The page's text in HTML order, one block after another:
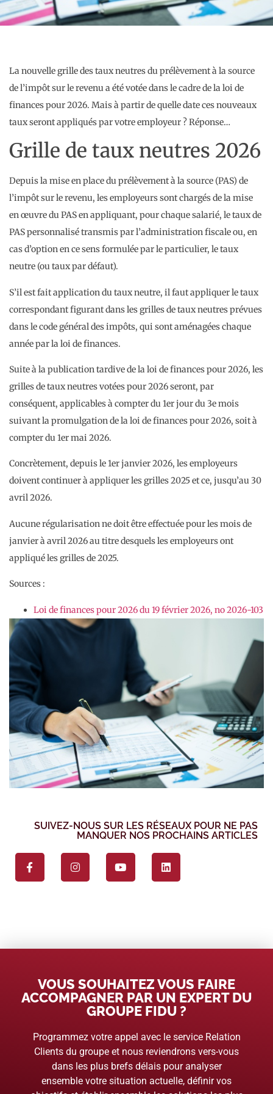
La nouvelle grille des taux neutres du prélèvement à la source
de l’impôt sur le revenu a été votée dans le cadre de la loi de
finances pour 2026. Mais à partir de quelle date ces nouveaux
taux seront appliqués par votre employeur ? Réponse…
Grille de taux neutres 2026
Depuis la mise en place du prélèvement à la source (PAS) de
l’impôt sur le revenu, les employeurs sont chargés de la mise
en œuvre du PAS en appliquant, pour chaque salarié, le taux de
PAS personnalisé transmis par l’administration fiscale ou, en
cas d’option en ce sens formulée par le particulier, le taux
neutre (ou taux par défaut).
S’il est fait application du taux neutre, il faut appliquer le taux
correspondant figurant dans les grilles de taux neutres prévues
dans le code général des impôts, qui sont aménagées chaque
année par la loi de finances.
Suite à la publication tardive de la loi de finances pour 2026, les
grilles de taux neutres votées pour 2026 seront, par
conséquent, applicables à compter du 1er jour du 3e mois
suivant la promulgation de la loi de finances pour 2026, soit à
compter du 1er mai 2026.
Concrètement, depuis le 1er janvier 2026, les employeurs
doivent continuer à appliquer les grilles 2025 et ce, jusqu’au 30
avril 2026.
Aucune régularisation ne doit être effectuée pour les mois de
janvier à avril 2026 au titre desquels les employeurs ont
appliqué les grilles de 2025.
Sources :
Loi de finances pour 2026 du 19 février 2026, no 2026-103
SUIVEZ-NOUS SUR LES RÉSEAUX POUR NE PAS
MANQUER NOS PROCHAINS ARTICLES
VOUS SOUHAITEZ VOUS FAIRE
ACCOMPAGNER PAR UN EXPERT DU
GROUPE FIDU ?
Programmez votre appel avec le service Relation
Clients du groupe et nous reviendrons vers-vous
dans les plus brefs délais pour analyser
ensemble votre situation actuelle, définir vos